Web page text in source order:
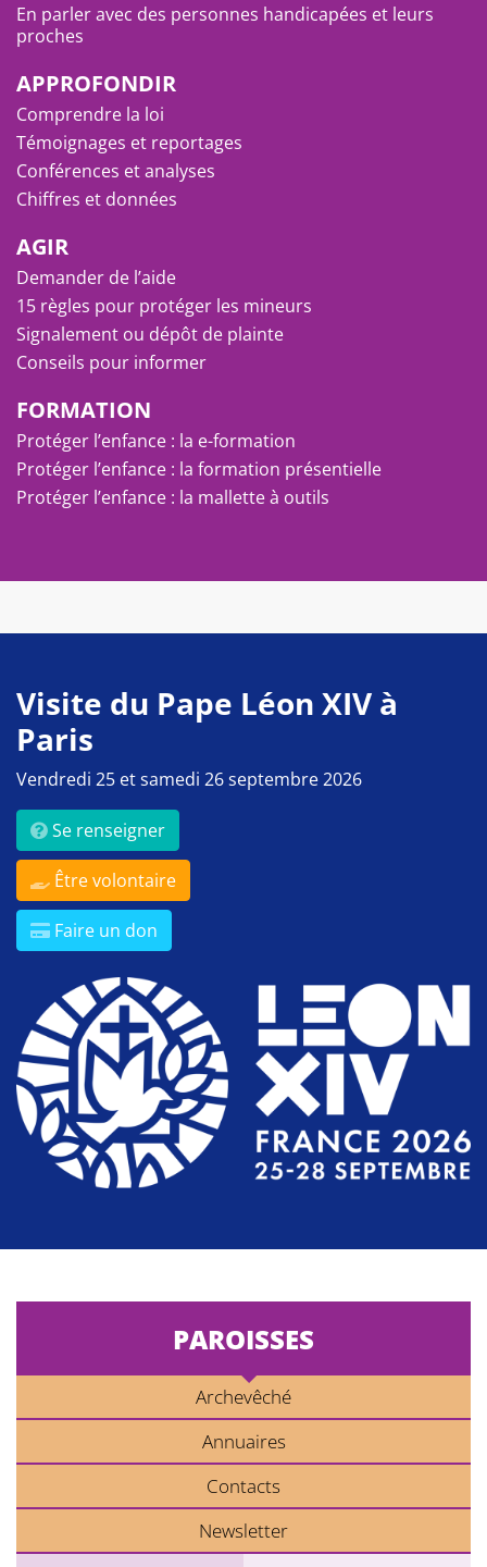
En parler avec des personnes handicapées et leurs
proches
APPROFONDIR
Comprendre la loi
Témoignages et reportages
Conférences et analyses
Chiffres et données
AGIR
Demander de l’aide
15 règles pour protéger les mineurs
Signalement ou dépôt de plainte
Conseils pour informer
FORMATION
Protéger l’enfance : la e-formation
Protéger l’enfance : la formation présentielle
Protéger l’enfance : la mallette à outils
Visite du Pape Léon XIV à
Paris
Vendredi 25 et samedi 26 septembre 2026
Se renseigner
Être volontaire
Faire un don
PAROISSES
Archevêché
Annuaires
Contacts
Newsletter